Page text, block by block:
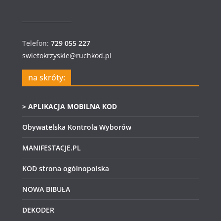
Telefon: 729 055 227
swietokrzyskie@ruchkod.pl
na skróty:
> APLIKACJA MOBILNA KOD
Obywatelska Kontrola Wyborów
MANIFESTACJE.PL
KOD strona ogólnopolska
NOWA BIBUŁA
DEKODER